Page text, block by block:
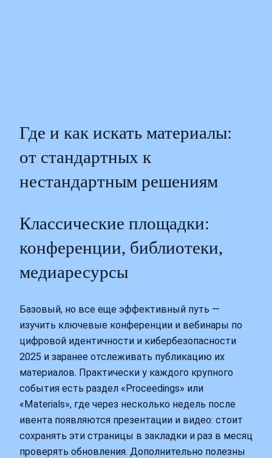
Где и как искать материалы:
от стандартных к
нестандартным решениям
Классические площадки:
конференции, библиотеки,
медиаресурсы
Базовый, но все еще эффективный путь —
изучить ключевые конференции и вебинары по
цифровой идентичности и кибербезопасности
2025 и заранее отслеживать публикацию их
материалов. Практически у каждого крупного
события есть раздел «Proceedings» или
«Materials», где через несколько недель после
ивента появляются презентации и видео: стоит
сохранять эти страницы в закладки и раз в месяц
проверять обновления. Дополнительно полезны